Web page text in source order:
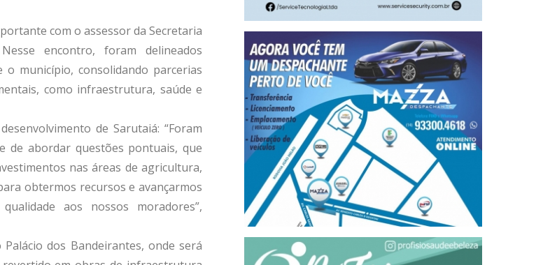
com o assessor da Secretaria
encontro, foram delineados
município, consolidando parcerias
como infraestrutura, saúde e
de Sarutaiá: “Foram
de abordar questões pontuais, que
nas áreas de agricultura,
obtermos recursos e avançarmos
aos nossos moradores”,
dos Bandeirantes, onde será